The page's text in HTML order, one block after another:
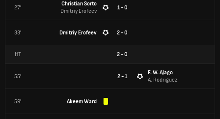
27'
Christian Sorto
Dmitriy Erofeev
1 - 0
33' Dmitriy Erofeev 2 - 0
HT 2-0
55' 2 - 1
F. W. Ajago
A. Rodriguez
59' Akeem Ward